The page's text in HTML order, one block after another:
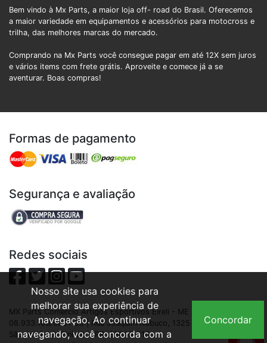
Bem vindo à Mx Parts, a maior loja off- road do Brasil. Oferecemos
a maior variedade em equipamentos e acessórios para motocross e
trilha, das melhores marcas do mercado.
Comprando na Mx Parts você consegue pagar em até 12X sem juros
e vários items com frete grátis. Aproveite e comece já a se
aventurar. Boas compras!
Formas de pagamento
Segurança e avaliação
Redes sociais
MX Parts Comercio Artigos Esportivos Eireli - ME | CNPJ:
08.933.109/0001-93 | Rua Joaquim Nabuco, 1325 - São Cristóvão,
São José dos Pinhais - PR, 83040-210
Nosso site usa cookies para
melhorar sua experiência de
navegação. Ao continuar
navegando, você concorda com a
Concordar